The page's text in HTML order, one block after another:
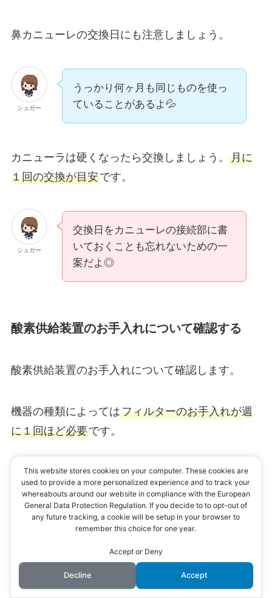
鼻カニューレの交換日にも注意しましょう。
シュガー
うっかり何ヶ月も同じものを使っ
ていることがあるよ💦
カニューラは硬くなったら交換しましょう。 月に
１回の交換が目安です。
シュガー
交換日をカニューレの接続部に書
いておくことも忘れないための一
案だよ◎
酸素供給装置のお手入れについて確認する
酸素供給装置のお手入れについて確認します。
機器の種類によってはフィルターのお手入れが週
に１回ほど必要です。
利用者さんやご家族の方が実施できているか、で
きない場合はサポートするかなど確認・検討しま
しょう。
加湿について確認する
This website stores cookies on your computer. These cookies are
used to provide a more personalized experience and to track your
whereabouts around our website in compliance with the European
General Data Protection Regulation. If you decide to to opt-out of
any future tracking, a cookie will be setup in your browser to
remember this choice for one year.
Accept or Deny
Decline Accept